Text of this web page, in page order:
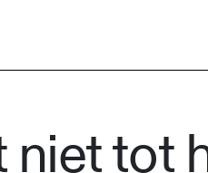
niet tot